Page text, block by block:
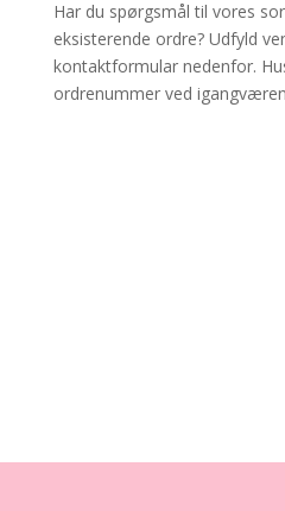
Har du spørgsmål til vores
eksisterende ordre? Udfyld
kontaktformular nedenfor.
ordrenummer ved